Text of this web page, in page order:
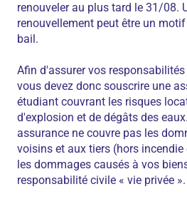
renouveler au plus tard le 31/08.
renouvellement peut être un
bail.
Afin d'assurer vos
vous devez donc souscrire une
étudiant couvrant les risques
d'explosion et de dégâts des
assurance ne couvre pas les
voisins et aux tiers (hors incendie
les dommages causés à vos
responsabilité civile « vie privée ».